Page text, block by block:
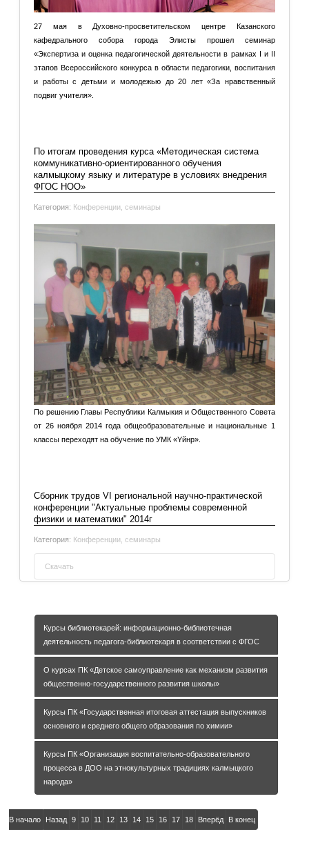
27 мая в Духовно-просветительском центре Казанского
кафедрального собора города Элисты прошел семинар
«Экспертиза и оценка педагогической деятельности в рамках I и II
этапов Всероссийского конкурса в области педагогики, воспитания
и работы с детьми и молодежью до 20 лет «За нравственный
подвиг учителя».
По итогам проведения курса «Методическая система
коммуникативно-ориентированного обучения
калмыцкому языку и литературе в условиях внедрения
ФГОС НОО»
Категория: Конференции, семинары
По решению Главы Республики Калмыкия и Общественного Совета
от 26 ноября 2014 года общеобразовательные и национальные 1
классы переходят на обучение по УМК «Υйнр».
Сборник трудов VI региональной научно-практической
конференции "Актуальные проблемы современной
физики и математики" 2014г
Категория: Конференции, семинары
Скачать
физики и математики" 2014г
Курсы библиотекарей: информационно-библиотечная
деятельность педагога-библиотекаря в соответствии с ФГОС
О курсах ПК «Детское самоуправление как механизм развития
общественно-государственного развития школы»
Курсы ПК «Государственная итоговая аттестация выпускников
основного и среднего общего образования по химии»
Курсы ПК «Организация воспитательно-образовательного
процесса в ДОО на этнокультурных традициях калмыцкого
народа»
В начало Назад 9 10 11 12 13 14 15 16 17 18 Вперёд В конец